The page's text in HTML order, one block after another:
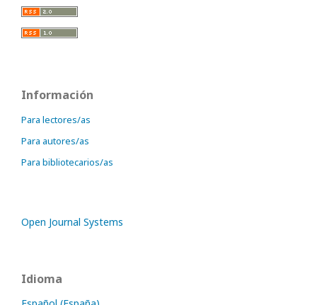
Información
Para lectores/as
Para autores/as
Para bibliotecarios/as
Open Journal Systems
Idioma